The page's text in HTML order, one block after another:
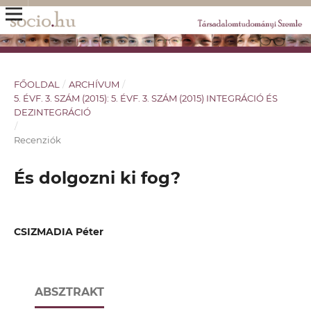
FŐOLDAL / ARCHÍVUM /
5. ÉVF. 3. SZÁM (2015): 5. ÉVF. 3. SZÁM (2015) INTEGRÁCIÓ ÉS
DEZINTEGRÁCIÓ
/
Recenziók
És dolgozni ki fog?
CSIZMADIA Péter
ABSZTRAKT